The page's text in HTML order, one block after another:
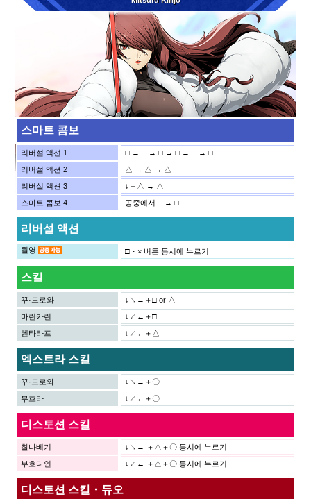
스마트 콤보
리버설 액션 1
□ → □ → □ → □ → □ → □
리버설 액션 2
△ → △ → △
리버설 액션 3
↓＋△ → △
스마트 콤보 4
공중에서 □ → □
리버설 액션
월영 □・× 버튼 동시에 누르기
스킬
꾸·드로와
↓↘→＋□ or △
마린카린
↓↙←＋□
텐타라프
↓↙←＋△
엑스트라 스킬
꾸·드로와
↓↘→＋〇
부흐라
↓↙←＋〇
디스토션 스킬
찰나베기
↓↘→ ＋△＋〇 동시에 누르기
부흐다인
↓↙← ＋△＋〇 동시에 누르기
디스토션 스킬・듀오